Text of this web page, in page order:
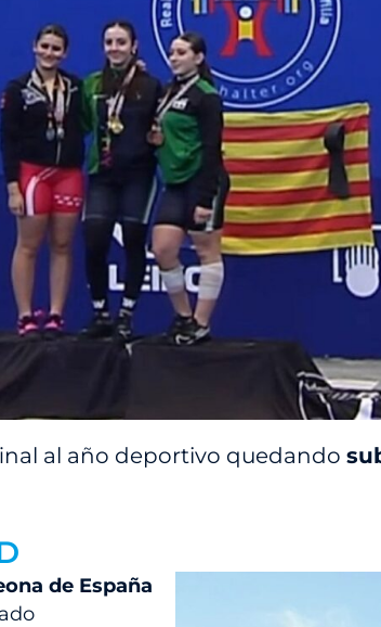
al año deportivo quedando
de España